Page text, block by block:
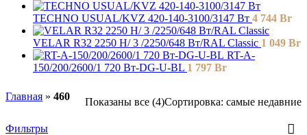
TECHNO USUAL/KVZ 420-140-3100/3147 Вт 4 744 Br
VELAR R32 2250 H/ 3 /2250/648 Вт/RAL Classic 1 049 Br
RT-A-
150/200/2600/1 720 Вт-DG-U-BL 1 797 Br
Главная » 460 Показаны все (4)Сортировка: самые недавние
Фильтры